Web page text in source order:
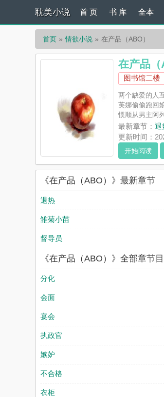
耽美小说 首 页 书 库 全本
首页 情欲小说 在产品（ABO）
在产品（
图书馆二楼
两个缺爱的人
芙娜偷偷跑回
惯顺从男主阿
《在产品（
代表耽美小说
最新章节： 退
更新时间：
开始阅读
《在产品（ABO）》最新章节
退热
雏菊小苗
督导员
《在产品（ABO）》全部章节
分化
会面
宴会
执政官
嫉妒
不合格
衣柜